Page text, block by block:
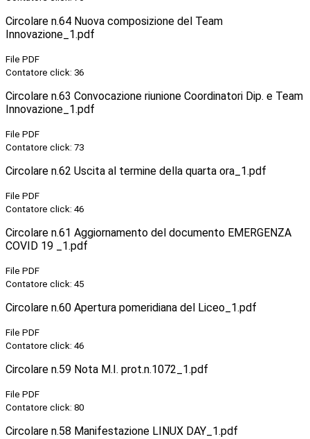
Circolare n.64 Nuova composizione del Team
Innovazione_1.pdf
File PDF
Contatore click: 36
Circolare n.63 Convocazione riunione Coordinatori Dip. e Team
Innovazione_1.pdf
File PDF
Contatore click: 73
Circolare n.62 Uscita al termine della quarta ora_1.pdf
File PDF
Contatore click: 46
Circolare n.61 Aggiornamento del documento EMERGENZA
COVID 19 _1.pdf
File PDF
Contatore click: 45
Circolare n.60 Apertura pomeridiana del Liceo_1.pdf
File PDF
Contatore click: 46
Circolare n.59 Nota M.I. prot.n.1072_1.pdf
File PDF
Contatore click: 80
Circolare n.58 Manifestazione LINUX DAY_1.pdf